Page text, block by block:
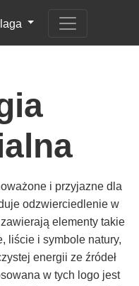
i przyjazne dla
odzwierciedlenie w
elementy takie
liście i symbole natury,
energii ze źródeł
w tych logo jest